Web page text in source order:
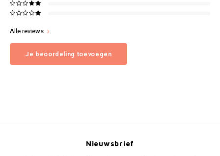
Lee Cooper
Kappa
Alle reviews
Je beoordeling toevoegen
Nieuwsbrief